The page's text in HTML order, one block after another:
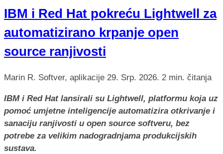
IBM i Red Hat pokreću Lightwell za
automatizirano krpanje open
source ranjivosti
Marin R. Softver, aplikacije 29. Srp. 2026. 2 min. čitanja
IBM i Red Hat lansirali su Lightwell, platformu koja uz
pomoć umjetne inteligencije automatizira otkrivanje i
sanaciju ranjivosti u open source softveru, bez
potrebe za velikim nadogradnjama produkcijskih
sustava.